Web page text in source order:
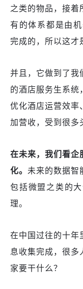
之类的物品 ， 接着
有的体系都是由
完成的，所以这才
并且，它做到了我
的酒店服务生系统
优化酒店运营效率
加营收，受到很多
在未来， 我们看企
化。 未来的数据智
包括微盟之类的
理。
在中国过往的十年
息收集完成，很多
家要干什么？